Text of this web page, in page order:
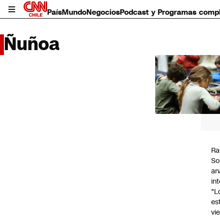
PaísMundoNegociosPodcast y Programas
Ñuñoa
LO